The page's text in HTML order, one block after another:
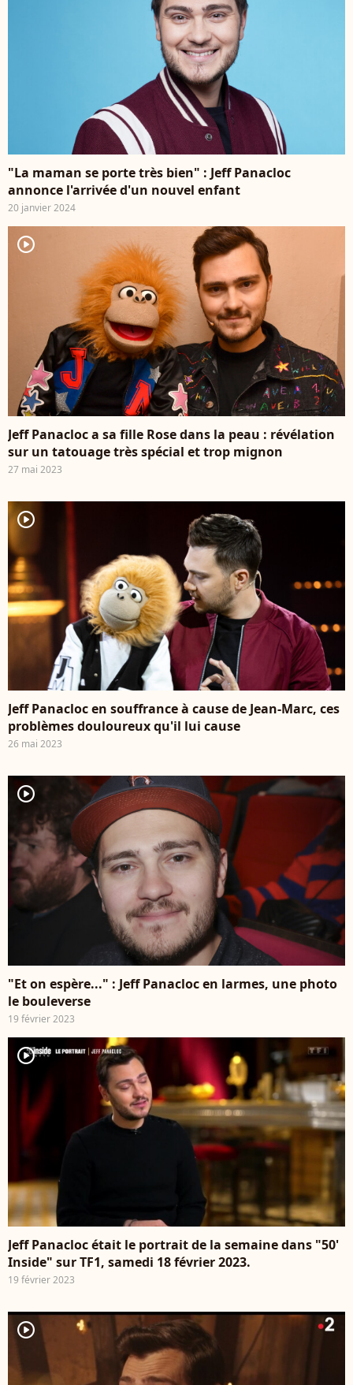
"La maman se porte très bien" : Jeff Panacloc
annonce l'arrivée d'un nouvel enfant
20 janvier 2024
player2
Jeff Panacloc a sa fille Rose dans la peau : révélation
sur un tatouage très spécial et trop mignon
27 mai 2023
player2
Jeff Panacloc en souffrance à cause de Jean-Marc, ces
problèmes douloureux qu'il lui cause
26 mai 2023
player2
"Et on espère..." : Jeff Panacloc en larmes, une photo
le bouleverse
19 février 2023
player2
Jeff Panacloc était le portrait de la semaine dans "50'
Inside" sur TF1, samedi 18 février 2023.
19 février 2023
player2